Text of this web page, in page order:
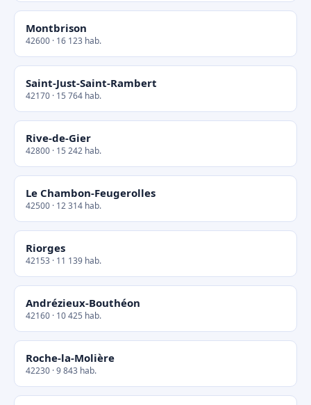
Montbrison
42600 · 16 123 hab.
Saint-Just-Saint-Rambert
42170 · 15 764 hab.
Rive-de-Gier
42800 · 15 242 hab.
Le Chambon-Feugerolles
42500 · 12 314 hab.
Riorges
42153 · 11 139 hab.
Andrézieux-Bouthéon
42160 · 10 425 hab.
Roche-la-Molière
42230 · 9 843 hab.